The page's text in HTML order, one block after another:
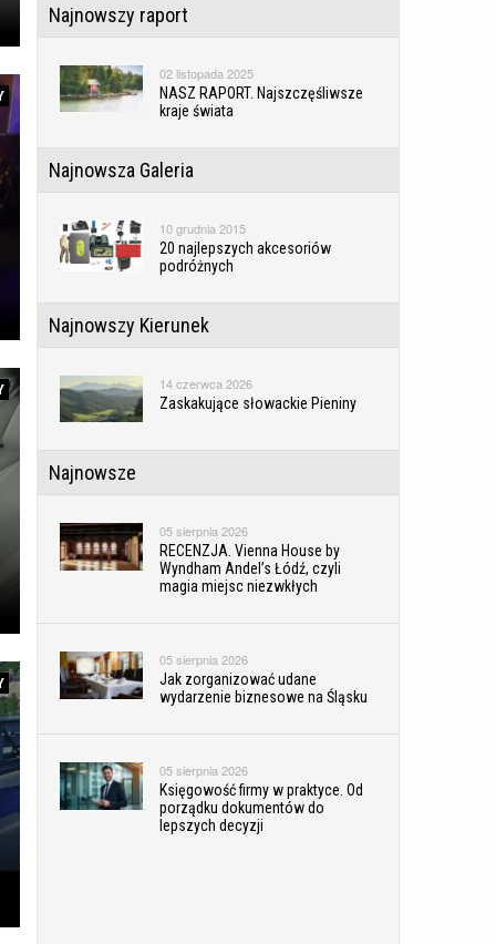
Najnowszy raport
02 listopada 2025
NASZ RAPORT. Najszczęśliwsze
kraje świata
Najnowsza Galeria
10 grudnia 2015
20 najlepszych akcesoriów
podróżnych
Najnowszy Kierunek
14 czerwca 2026
Zaskakujące słowackie Pieniny
Najnowsze
05 sierpnia 2026
RECENZJA. Vienna House by
Wyndham Andel’s Łódź, czyli
magia miejsc niezwkłych
05 sierpnia 2026
Jak zorganizować udane
wydarzenie biznesowe na Śląsku
05 sierpnia 2026
Księgowość firmy w praktyce. Od
porządku dokumentów do
lepszych decyzji